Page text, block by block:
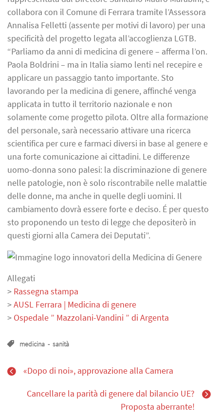
collabora con il Comune di Ferrara tramite l’Assessora
Annalisa Felletti (assente per motivi di lavoro) per una
specificità del progetto legata all’accoglienza LGTB.
“Parliamo da anni di medicina di genere – afferma l’on.
Paola Boldrini – ma in Italia siamo lenti nel recepire e
applicare un passaggio tanto importante. Sto
lavorando per la medicina di genere, affinché venga
applicata in tutto il territorio nazionale e non
solamente come progetto pilota. Oltre alla formazione
del personale, sarà necessario attivare una ricerca
scientifica per cure e farmaci diversi in base al genere e
una forte comunicazione ai cittadini. Le differenze
uomo-donna sono palesi: la discriminazione di genere
nelle patologie, non è solo riscontrabile nelle malattie
delle donne, ma anche in quelle degli uomini. Il
cambiamento dovrà essere forte e deciso. É per questo
sto proponendo un testo di legge che depositerò in
questi giorni alla Camera dei Deputati”.
Allegati
> Rassegna stampa
>AUSL Ferrara | Medicina di genere
> Ospedale ” Mazzolani-Vandini ” di Argenta
medicina - sanità
«Dopo di noi», approvazione alla Camera
Cancellare la parità di genere dal bilancio UE?
Proposta aberrante!